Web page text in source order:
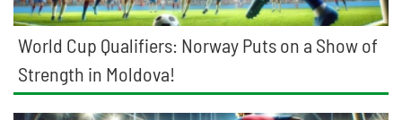
World Cup Qualifiers: Norway Puts on a Show of
Strength in Moldova!